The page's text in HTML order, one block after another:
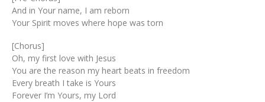
And in Your name, I am reborn
Your Spirit moves where hope was torn
[Chorus]
Oh, my first love with Jesus
You are the reason my heart beats in freedom
Every breath I take is Yours
Forever I’m Yours, my Lord